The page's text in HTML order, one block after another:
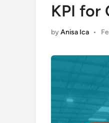
KPI for
byAnisa Ica •